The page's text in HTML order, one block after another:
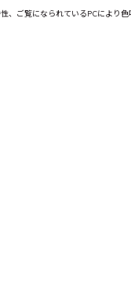
ご覧になられているPCにより色